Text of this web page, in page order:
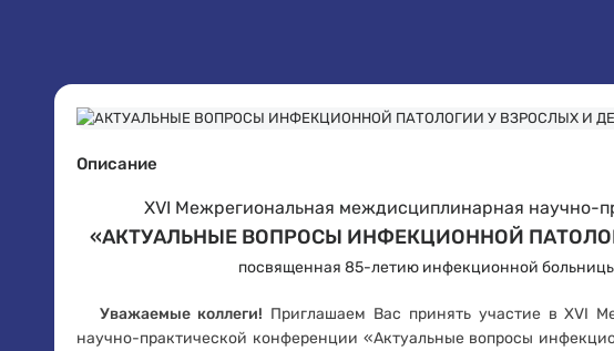
Описание
XVI Межрегиональная междисциплинарная научно-
«АКТУАЛЬНЫЕ ВОПРОСЫ ИНФЕКЦИОННОЙ
посвященная 85-летию инфекционной
Уважаемые коллеги! Приглашаем Вас принять участие в XVI
научно-практической конференции «Актуальные вопросы